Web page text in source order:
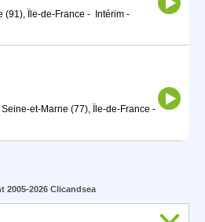
(91), Île-de-France - Intérim -
et-Marne (77), Île-de-France -
2005-2026 Clicandsea